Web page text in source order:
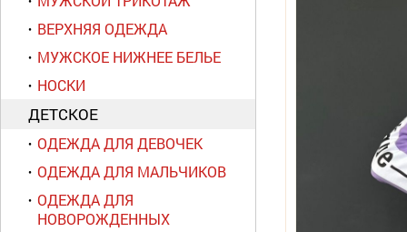
ВЕРХНЯЯ ОДЕЖДА
МУЖСКОЕ НИЖНЕЕ БЕЛЬЕ
НОСКИ
ДЕТСКОЕ
ОДЕЖДА ДЛЯ ДЕВОЧЕК
ОДЕЖДА ДЛЯ МАЛЬЧИКОВ
ОДЕЖДА ДЛЯ
НОВОРОЖДЕННЫХ